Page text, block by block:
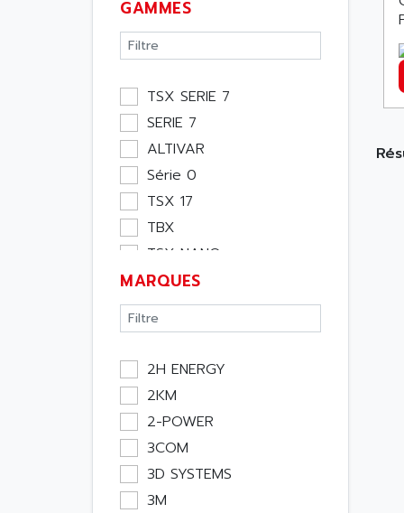
Ecran
Entrée / Sortie
Memoire
Module Métier
Moteur
Pupitre Opérateur
Rack
Etude
Software
Variateur
Actif
Consommable
Energie
Optoélectronique
Passif
Bureau
Emballage
Informatique
GAMMES
TSX SERIE 7
SERIE 7
ALTIVAR
Série 0
TSX 17
TBX
TSX NANO
TSX PREMIUM
ASI
APRIL 5000
XUD
TSX MICRO
MAGELIS
TCCX
CCX17
TELEFAST
MARQUES
2H ENERGY
2KM
2-POWER
3COM
3D SYSTEMS
3M